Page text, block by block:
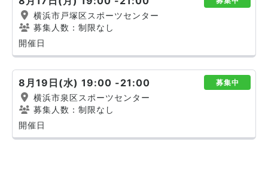
横浜市戸塚区スポーツセンター
募集人数：制限なし
開催日
8月19日(水) 19:00 -21:00 募集中
横浜市泉区スポーツセンター
募集人数：制限なし
開催日